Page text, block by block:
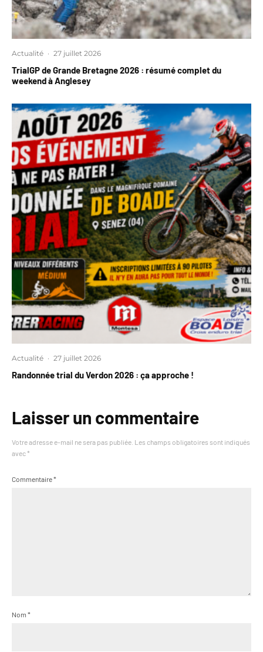
Actualité · 27 juillet 2026
TrialGP de Grande Bretagne 2026 : résumé complet du
weekend à Anglesey
Actualité · 27 juillet 2026
Randonnée trial du Verdon 2026 : ça approche !
Laisser un commentaire
Votre adresse e-mail ne sera pas publiée. Les champs obligatoires sont indiqués
avec *
Commentaire*
Nom *